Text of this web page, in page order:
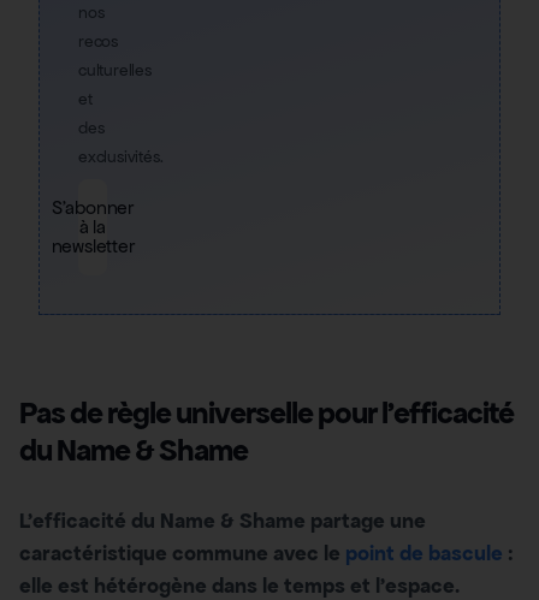
nos
recos
culturelles
et
des
exclusivités.
S'abonner
à la
newsletter
Pas de règle universelle pour l’efficacité
du Name & Shame
L’efficacité du Name & Shame partage une
caractéristique commune avec le point de bascule :
elle est hétérogène dans le temps et l’espace.